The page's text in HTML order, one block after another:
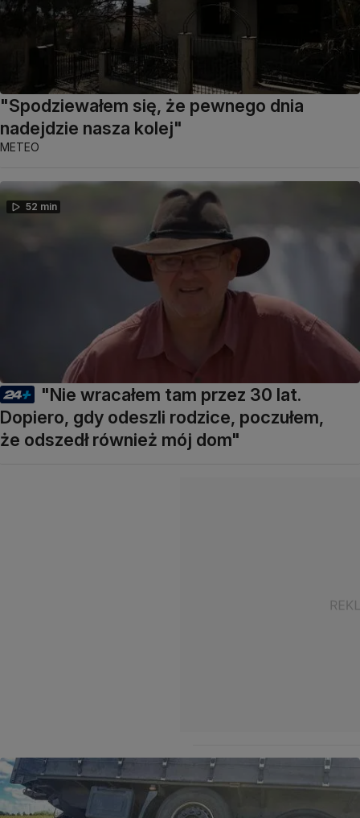
"Spodziewałem się, że pewnego dnia
nadejdzie nasza kolej"
METEO
52 min
"Nie wracałem tam przez 30 lat.
Dopiero, gdy odeszli rodzice, poczułem,
że odszedł również mój dom"